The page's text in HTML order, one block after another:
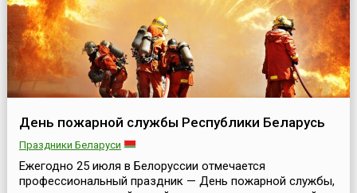
День пожарной службы Республики Беларусь
Праздники Беларуси
Ежегодно 25 июля в Белоруссии отмечается
профессиональный праздник — День пожарной службы,